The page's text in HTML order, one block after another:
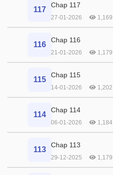
117
Chap 117
27-01-2026 1,169
116
Chap 116
21-01-2026 1,179
115
Chap 115
14-01-2026 1,202
114
Chap 114
06-01-2026 1,184
113
Chap 113
29-12-2025 1,179